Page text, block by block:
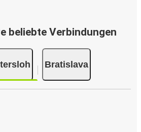
beliebte Verbindungen
Bratislava